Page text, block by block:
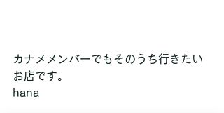
カナメメンバーでもそのうち行きたい
お店です。
hana